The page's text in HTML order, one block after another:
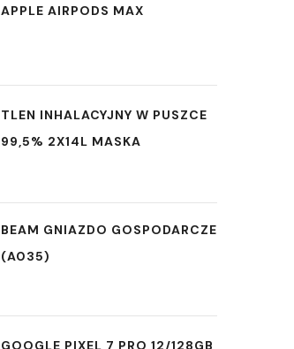
APPLE AIRPODS MAX
TLEN INHALACYJNY W PUSZCE
99,5% 2X14L MASKA
BEAM GNIAZDO GOSPODARCZE
(A035)
GOOGLE PIXEL 7 PRO 12/128GB